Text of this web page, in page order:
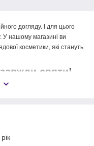
догляду. І для цього
У нашому магазині ви
косметики, які стануть
сяяти!
боротися з